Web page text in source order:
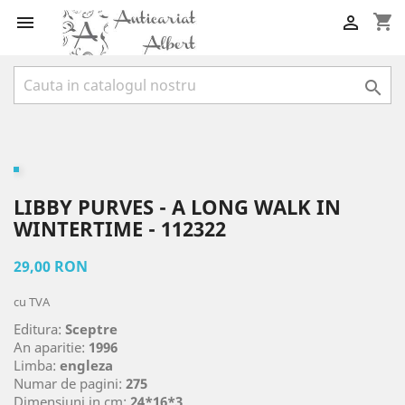
 shopping_cart


LIBBY PURVES - A LONG WALK IN
WINTERTIME - 112322
29,00 RON
cu TVA
Editura: Sceptre
An aparitie: 1996
Limba: engleza
Numar de pagini: 275
Dimensiuni in cm: 24*16*3